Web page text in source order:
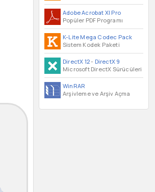
Adobe Acrobat XI Pro
Popüler PDF Programı
K-Lite Mega Codec Pack
Sistem Kodek Paketi
DirectX 12- DirectX 9
Microsoft DirectX Sürücüleri
WinRAR
Arşivleme ve Arşiv Açma